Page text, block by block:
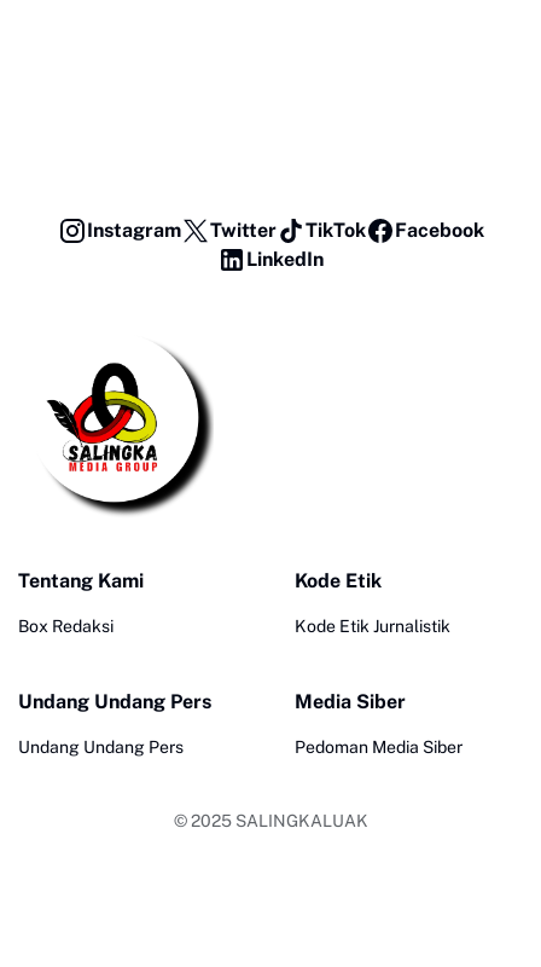
Instagram Twitter TikTok
Facebook
LinkedIn
Tentang Kami
Box Redaksi
Kode Etik
Kode Etik Jurnalistik
Undang Undang Pers
Undang Undang Pers
Media Siber
Pedoman Media Siber
© 2025 SALINGKALUAK